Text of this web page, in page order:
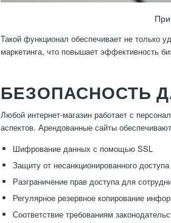
Такой функционал обеспечивает не только
маркетинга, что повышает эффективность
БЕЗОПАСНОСТЬ
Любой интернет-магазин работает с
аспектов. Арендованные сайты
Шифрование данных с помощью SSL
Защиту от несанкционированного
Разграничение прав доступа для
Регулярное резервное копирование
Соответствие требованиям